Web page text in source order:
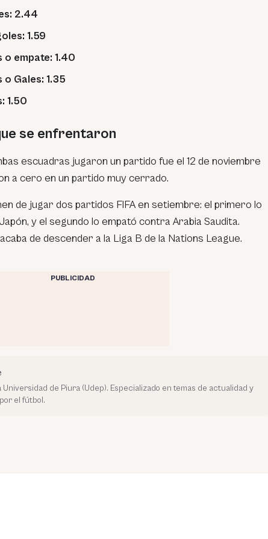
2.44
1.59
o empate: 1.40
Gales: 1.35
1.50
se enfrentaron
escuadras jugaron un partido fue el 12 de noviembre
a cero en un partido muy cerrado.
de jugar dos partidos FIFA en setiembre: el primero lo
y el segundo lo empató contra Arabia Saudita.
de descender a la Liga B de la Nations League.
PUBLICIDAD
Universidad de Piura (Udep). Especializado en temas de actualidad y
el fútbol.